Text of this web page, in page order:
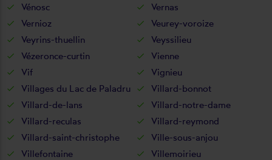
Vénosc
Vernas
Vernioz
Veurey-voroize
Veyrins-thuellin
Veyssilieu
Vézeronce-curtin
Vienne
Vif
Vignieu
Villages du Lac de Paladru
Villard-bonnot
Villard-de-lans
Villard-notre-dame
Villard-reculas
Villard-reymond
Villard-saint-christophe
Ville-sous-anjou
Villefontaine
Villemoirieu